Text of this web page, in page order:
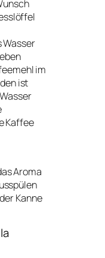
Wasser
im
ist
Kaffee
Aroma
Kanne